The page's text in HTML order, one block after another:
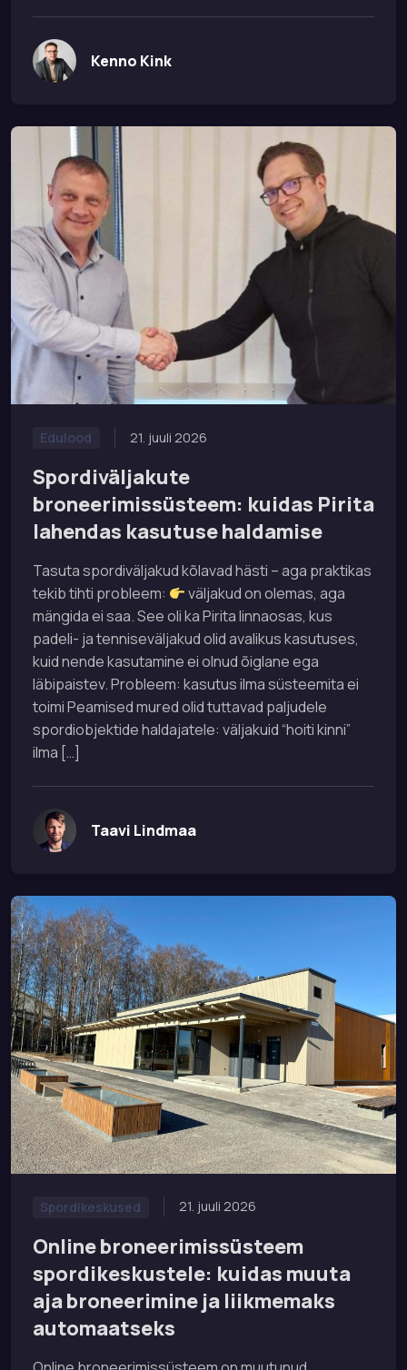
Kenno Kink
Edulood 21. juuli 2026
Spordiväljakute
broneerimissüsteem: kuidas Pirita
lahendas kasutuse haldamise
Tasuta spordiväljakud kõlavad hästi – aga praktikas
tekib tihti probleem:
väljakud on olemas, aga
mängida ei saa. See oli ka Pirita linnaosas, kus
padeli- ja tenniseväljakud olid avalikus kasutuses,
kuid nende kasutamine ei olnud õiglane ega
läbipaistev. Probleem: kasutus ilma süsteemita ei
toimi Peamised mured olid tuttavad paljudele
spordiobjektide haldajatele: väljakuid “hoiti kinni”
ilma […]
Taavi Lindmaa
Spordikeskused 21. juuli 2026
Online broneerimissüsteem
spordikeskustele: kuidas muuta
aja broneerimine ja liikmemaks
automaatseks